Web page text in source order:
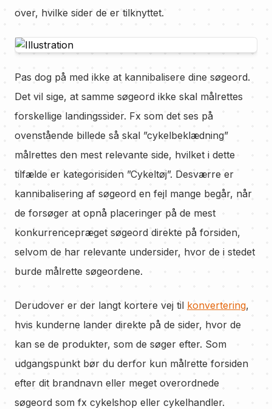
over, hvilke sider de er tilknyttet.
Pas dog på med ikke at kannibalisere dine søgeord.
Det vil sige, at samme søgeord ikke skal målrettes
forskellige landingssider. Fx som det ses på
ovenstående billede så skal ”cykelbeklædning”
målrettes den mest relevante side, hvilket i dette
tilfælde er kategorisiden ”Cykeltøj”. Desværre er
kannibalisering af søgeord en fejl mange begår, når
de forsøger at opnå placeringer på de mest
konkurrencepræget søgeord direkte på forsiden,
selvom de har relevante undersider, hvor de i stedet
burde målrette søgeordene.
Derudover er der langt kortere vej til konvertering,
hvis kunderne lander direkte på de sider, hvor de
kan se de produkter, som de søger efter. Som
udgangspunkt bør du derfor kun målrette forsiden
efter dit brandnavn eller meget overordnede
søgeord som fx cykelshop eller cykelhandler.